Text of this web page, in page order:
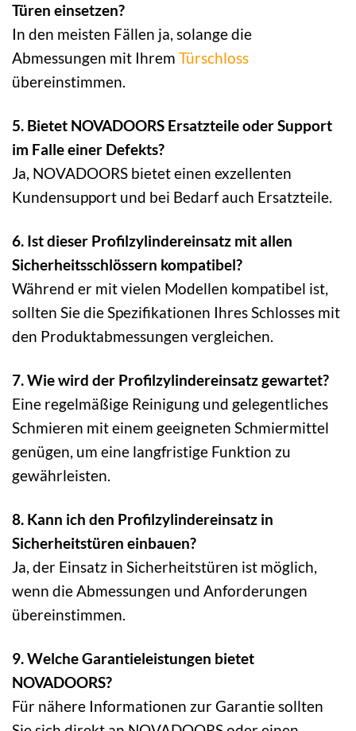
Türen einsetzen?
In den meisten Fällen ja, solange die
Abmessungen mit Ihrem Türschloss
übereinstimmen.
5. Bietet NOVADOORS Ersatzteile oder Support
im Falle einer Defekts?
Ja, NOVADOORS bietet einen exzellenten
Kundensupport und bei Bedarf auch Ersatzteile.
6. Ist dieser Profilzylindereinsatz mit allen
Sicherheitsschlössern kompatibel?
Während er mit vielen Modellen kompatibel ist,
sollten Sie die Spezifikationen Ihres Schlosses mit
den Produktabmessungen vergleichen.
7. Wie wird der Profilzylindereinsatz gewartet?
Eine regelmäßige Reinigung und gelegentliches
Schmieren mit einem geeigneten Schmiermittel
genügen, um eine langfristige Funktion zu
gewährleisten.
8. Kann ich den Profilzylindereinsatz in
Sicherheitstüren einbauen?
Ja, der Einsatz in Sicherheitstüren ist möglich,
wenn die Abmessungen und Anforderungen
übereinstimmen.
9. Welche Garantieleistungen bietet
NOVADOORS?
Für nähere Informationen zur Garantie sollten